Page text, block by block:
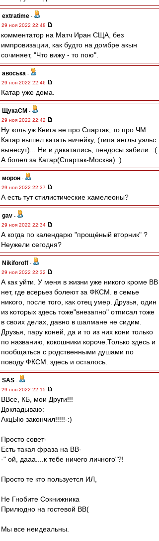
extratime -
29 ноя 2022 22:48
комментатор на Матч Иран СЩА, без
импровизации, как будто на домбре акын
сочиняет, "Что вижу - то пою".
авоська -
29 ноя 2022 22:46
Катар уже дома.
ЩукаСМ -
29 ноя 2022 22:42
Ну коль уж Книга не про Спартак, то про ЧМ.
Катар вышел катать ничейку, (типа англы уэльс
вынесут)... Ни и дакатались, пендосы забили. :(
А болел за Катар(Спартак-Москва) :)
морон -
29 ноя 2022 22:37
А есть тут стилистические хамелеоны?
gav -
29 ноя 2022 22:34
А когда по календарю "прощёный вторник" ?
Неужели сегодня?
Nikiforoff -
29 ноя 2022 22:32
А как уйти. У меня в жизни уже никого кроме ВВ
нет, где всерьез болеют за ФКСМ. в семье
никого, после того, как отец умер. Друзья, один
из которых здесь тоже"внезапно" отписал тоже
в своих делах, давно в шалмане не сидим.
Друзья, пару коней, да и то из них кони только
по названию, кокошники короче.Только здесь и
пообщаться с родственными душами по
поводу ФКСМ. здесь и осталось.
SAS -
29 ноя 2022 22:15
ВВсе, КБ, мои Други!!!
Докладываю:
АкцЫю закончил!!!!!-:)
Просто совет-
Есть такая фраза на ВВ-
-" ой, дааа....к тебе ничего личного"?!
Просто те кто пользуется ИЛ,
Не Гнобите Сокнижника
Прилюдно на гостевой ВВ(
Мы все неидеальны.